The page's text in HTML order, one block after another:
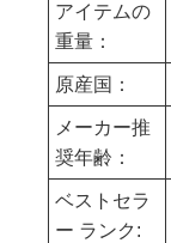
アイテムの
重量：
原産国：
メーカー推
奨年齢：
ベストセラ
ー ランク: